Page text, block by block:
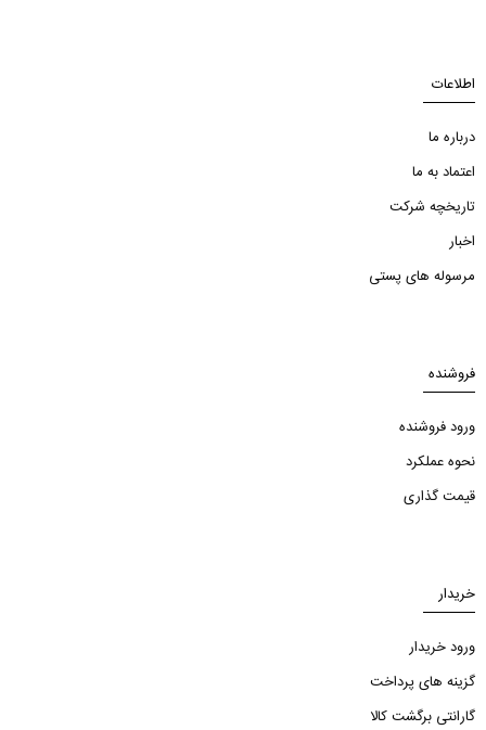
اطلاعات
درباره ما
اعتماد به ما
تاریخچه شرکت
اخبار
مرسوله های پستی
فروشنده
ورود فروشنده
نحوه عملکرد
قیمت گذاری
خریدار
ورود خریدار
گزینه های پرداخت
گارانتی برگشت کالا